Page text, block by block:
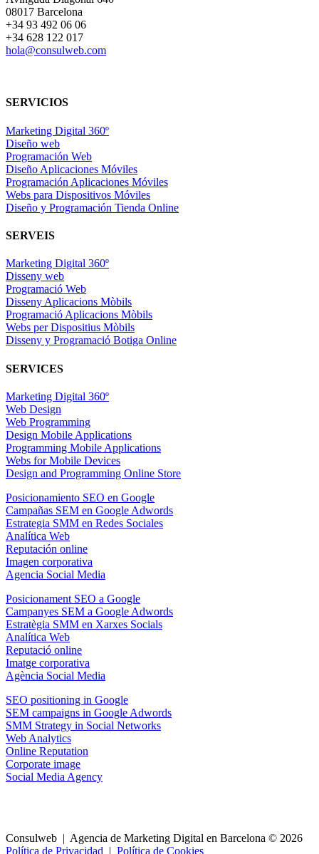
08017 Barcelona
+34 93 492 06 06
+34 628 122 017
hola@consulweb.com
SERVICIOS
Marketing Digital 360º
Diseño web
Programación Web
Diseño Aplicaciones Móviles
Programación Aplicaciones Móviles
Webs para Dispositivos Móviles
Diseño y Programación Tienda Online
SERVEIS
Marketing Digital 360º
Disseny web
Programació Web
Disseny Aplicacions Mòbils
Programació Aplicacions Mòbils
Webs per Dispositius Mòbils
Disseny y Programació Botiga Online
SERVICES
Marketing Digital 360º
Web Design
Web Programming
Design Mobile Applications
Programming Mobile Applications
Webs for Mobile Devices
Design and Programming Online Store
Posicionamiento SEO en Google
Campañas SEM en Google Adwords
Estrategia SMM en Redes Sociales
Analítica Web
Reputación online
Imagen corporativa
Agencia Social Media
Posicionament SEO a Google
Campanyes SEM a Google Adwords
Estratègia SMM en Xarxes Socials
Analítica Web
Reputació online
Imatge corporativa
Agència Social Media
SEO positioning in Google
SEM campaigns in Google Adwords
SMM Strategy in Social Networks
Web Analytics
Online Reputation
Corporate image
Social Media Agency
Consulweb | Agencia de Marketing Digital en Barcelona © 2026
Política de Privacidad | Política de Cookies